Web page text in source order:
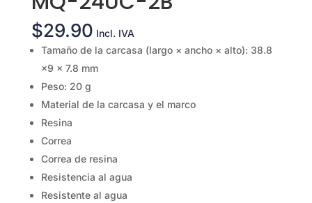
$29.90 Incl. IVA
Tamaño de la carcasa (largo × ancho × alto): 38.8
×9 × 7.8 mm
Peso: 20 g
Material de la carcasa y el marco
Resina
Correa
Correa de resina
Resistencia al agua
Resistente al agua